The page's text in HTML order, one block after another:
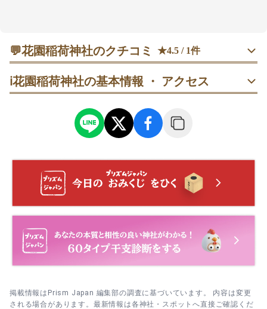
豊かな環境が魅力です。
特に赤い鳥居が連なる参道は、訪れる人々を魅了しま
す。
また、境内には「穴稲荷」と呼ばれる洞窟内の祠があ
り、荘厳な雰囲気を楽しめます。
💬花園稲荷神社のクチコミ ★4.5 / 1件
居がいっぱい見えてきます
あんまりよく見ていなかったですが、「穴稲荷」があるみた
いなので、次回見つけてみます！
ℹ️花園稲荷神社の基本情報 ・ アクセス
掲載情報はPrism Japan 編集部の調査に基づいています。 内容は変更
される場合があります。最新情報は各神社・スポットへ直接ご確認くだ